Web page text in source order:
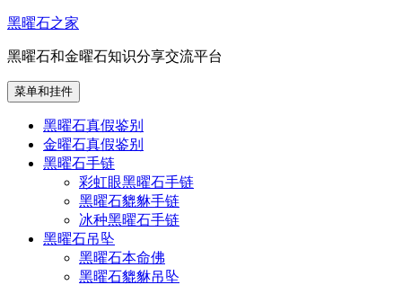
跳
内
容
黑曜石之家
黑曜石和金曜石知识分享交流平台
菜单和挂件
黑曜石真假鉴别
金曜石真假鉴别
黑曜石手链
彩虹眼黑曜石手链
黑曜石貔貅手链
冰种黑曜石手链
黑曜石吊坠
黑曜石本命佛
黑曜石貔貅吊坠